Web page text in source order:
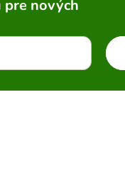
nových